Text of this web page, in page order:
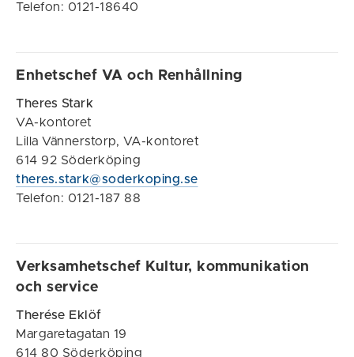
Telefon: 0121-18640
Enhetschef VA och Renhållning
Theres Stark
VA-kontoret
Lilla Vännerstorp, VA-kontoret
614 92 Söderköping
theres.stark@soderkoping.se
Telefon: 0121-187 88
Verksamhetschef Kultur, kommunikation
och service
Therése Eklöf
Margaretagatan 19
614 80 Söderköping